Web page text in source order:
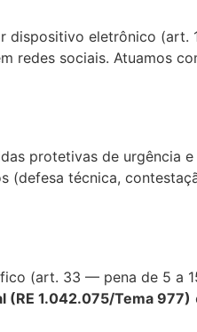
dispositivo eletrônico (art.
redes sociais. Atuamos
protetivas de urgência
(defesa técnica,
(art. 33 — pena de 5 a
(RE 1.042.075/Tema 977)